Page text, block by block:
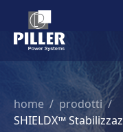
home / prodotti /
SHIELDX™